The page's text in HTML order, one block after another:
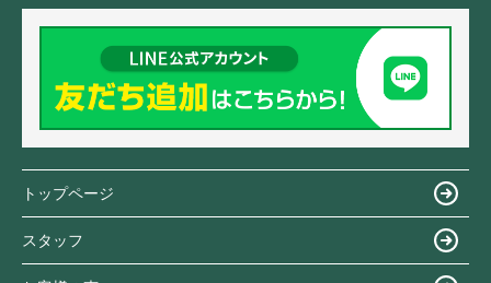
トップページ
スタッフ